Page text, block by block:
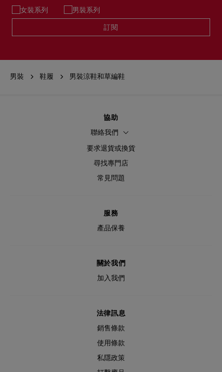
女裝系列 男裝系列
訂閱
男裝 鞋履 男裝涼鞋和草編鞋
協助
聯絡我們
要求退貨或換貨
尋找專門店
常見問題
服務
產品保養
關於我們
加入我們
法律訊息
銷售條款
使用條款
私隱政策